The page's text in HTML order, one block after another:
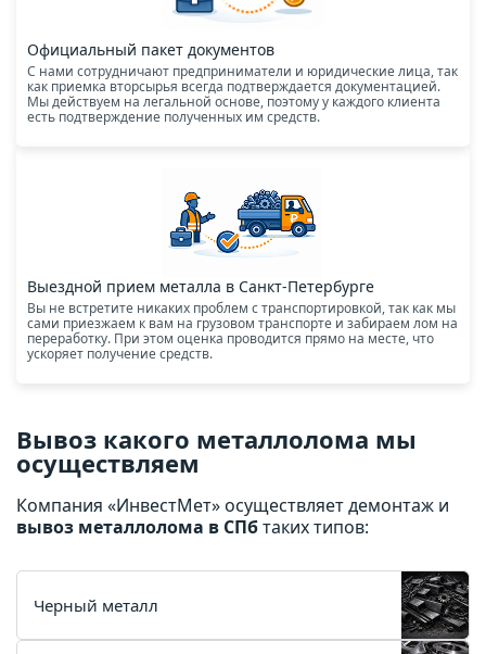
Официальный пакет документов
С нами сотрудничают предприниматели и юридические лица, так
как приемка вторсырья всегда подтверждается документацией.
Мы действуем на легальной основе, поэтому у каждого клиента
есть подтверждение полученных им средств.
Выездной прием металла в Санкт-Петербурге
Вы не встретите никаких проблем с транспортировкой, так как мы
сами приезжаем к вам на грузовом транспорте и забираем лом на
переработку. При этом оценка проводится прямо на месте, что
ускоряет получение средств.
Вывоз какого металлолома мы
осуществляем
Компания «ИнвестМет» осуществляет демонтаж и
вывоз металлолома в СПбтаких типов:
Черный металл